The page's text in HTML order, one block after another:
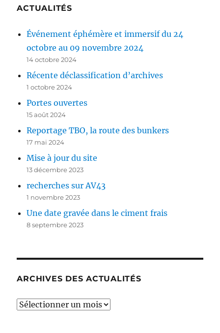
ACTUALITÉS
Événement éphémère et immersif du 24
octobre au 09 novembre 2024
14 octobre 2024
Récente déclassification d’archives
1 octobre 2024
Portes ouvertes
15 août 2024
Reportage TBO, la route des bunkers
17 mai 2024
Mise à jour du site
13 décembre 2023
recherches sur AV43
1 novembre 2023
Une date gravée dans le ciment frais
8 septembre 2023
ARCHIVES DES ACTUALITÉS
Archives